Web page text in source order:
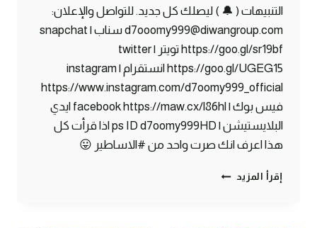
التنبيهات ( 🔔 ) ليصلك كل جديد. للتواصل والإعلان:
d7ooomy999@diwangroup.com سناب | snapchat
https://goo.gl/sr19bf تويتر | twitter
https://goo.gl/UGEG15 انستقرام | instagram
https://www.instagram.com/d7oomy999_official
فيس بوك | facebook https://maw.cx/l86hl ايدي
البلايستيشن | ps ID d7oomy999HD اذا قرأت كل
هذا اعرف انك صرت واحد من #الاساطير 😛
إقرأ المزيد ماين